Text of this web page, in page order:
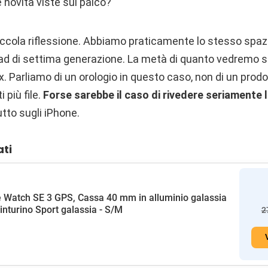
riflessione. Abbiamo praticamente lo stesso
di settima generazione. La metà di quanto vedremo
Parliamo di un orologio in questo caso, non di un
più file. Forse sarebbe il caso di rivedere
sugli iPhone.
Watch SE 3 GPS, Cassa 40 mm in alluminio galassia
Sport galassia - S/M